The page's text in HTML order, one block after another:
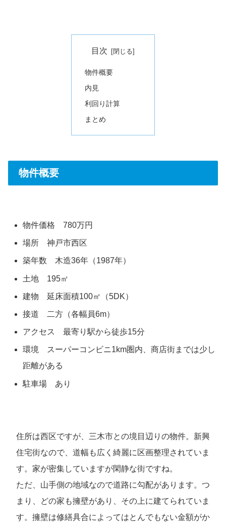
目次
物件概要
内見
利回り計算
まとめ
物件概要
物件価格 780万円
場所 神戸市西区
築年数 木造36年（1987年）
土地 195㎡
建物 延床面積100㎡（5DK）
接道 二方（各幅員6m）
アクセス 最寄り駅から徒歩15分
環境 スーパーコンビニ1km圏内、商店街までは少し
距離がある
駐車場 あり
住所は西区ですが、三木市との境目辺りの物件。新興
住宅街なので、道幅も広く綺麗に区画整理されていま
す。家が密集していますが閑静な街ですね。
ただ、山手側の地域なので道路に勾配があります。つ
まり、どの家も擁壁があり、その上に建てられていま
す。擁壁は修繕具合によってはとんでもない金額がか